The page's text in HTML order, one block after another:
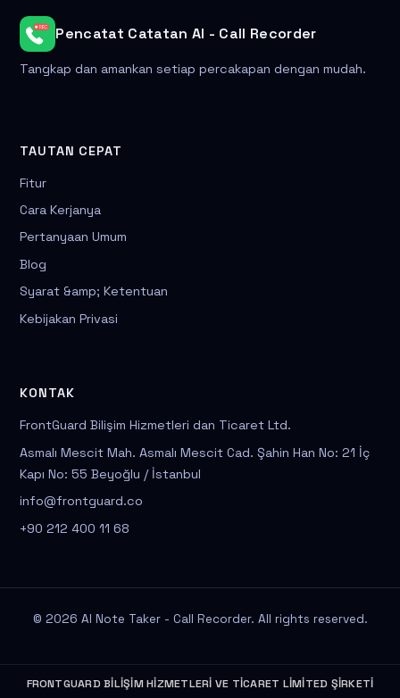
Pencatat Catatan AI - Call Recorder
Tangkap dan amankan setiap percakapan dengan mudah.
TAUTAN CEPAT
Fitur
Cara Kerjanya
Pertanyaan Umum
Blog
Syarat &amp; Ketentuan
Kebijakan Privasi
KONTAK
FrontGuard Bilişim Hizmetleri dan Ticaret Ltd.
Asmalı Mescit Mah. Asmalı Mescit Cad. Şahin Han No: 21 İç
Kapı No: 55 Beyoğlu / İstanbul
info@frontguard.co
+90 212 400 11 68
© 2026 AI Note Taker - Call Recorder. All rights reserved.
FRONTGUARD BİLİŞİM HİZMETLERİ VE TİCARET LİMİTED ŞİRKETİ